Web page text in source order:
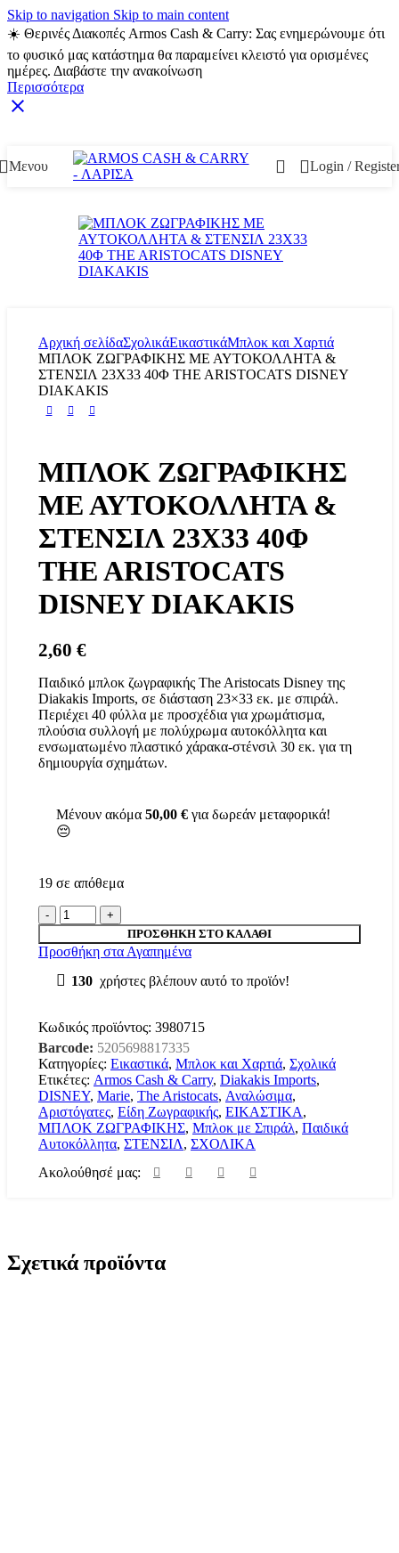
Skip to navigation Skip to main content
☀️ Θερινές Διακοπές Armos Cash & Carry: Σας ενημερώνουμε ότι
το φυσικό μας κατάστημα θα παραμείνει κλειστό για ορισμένες
ημέρες. Διαβάστε την ανακοίνωση
Περισσότερα
Μενου Login /
Αρχική σελίδαΣχολικάΕικαστικάΜπλοκ και Χαρτιά
ΜΠΛΟΚ ΖΩΓΡΑΦΙΚΗΣ ΜΕ ΑΥΤΟΚΟΛΛΗΤΑ &
ΣΤΕΝΣΙΛ 23X33 40Φ THE ARISTOCATS DISNEY
DIAKAKIS
ΜΠΛΟΚ ΖΩΓΡΑΦΙΚΗΣ
ΜΕ ΑΥΤΟΚΟΛΛΗΤΑ &
ΣΤΕΝΣΙΛ 23X33 40Φ
THE ARISTOCATS
DISNEY DIAKAKIS
2,60 €
Παιδικό μπλοκ ζωγραφικής The Aristocats Disney της
Diakakis Imports, σε διάσταση 23×33 εκ. με σπιράλ.
Περιέχει 40 φύλλα με προσχέδια για χρωμάτισμα,
πλούσια συλλογή με πολύχρωμα αυτοκόλλητα και
ενσωματωμένο πλαστικό χάρακα-στένσιλ 30 εκ. για τη
δημιουργία σχημάτων.
Μένουν ακόμα 50,00 € για δωρεάν μεταφορικά!
😔
19 σε απόθεμα
ΜΠΛΟΚ
ΖΩΓΡΑΦΙΚΗΣ
ΜΕ
ΑΥΤΟΚΟΛΛΗΤΑ
&
ΣΤΕΝΣΙΛ
40Φ
THE
ARISTOCATS
DISNEY
DIAKAKIS
ποσότητα
ΠΡΟΣΘΉΚΗ ΣΤΟ ΚΑΛΆΘΙ
Προσθήκη στα Αγαπημένα
130 χρήστες βλέπουν αυτό το προϊόν!
Κωδικός προϊόντος: 3980715
Barcode: 5205698817335
Κατηγορίες: Εικαστικά, Μπλοκ και Χαρτιά, Σχολικά
Ετικέτες: Armos Cash & Carry, Diakakis Imports,
DISNEY, Marie, The Aristocats, Αναλώσιμα,
Αριστόγατες, Είδη Ζωγραφικής, ΕΙΚΑΣΤΙΚΑ,
ΜΠΛΟΚ ΖΩΓΡΑΦΙΚΗΣ, Μπλοκ με Σπιράλ, Παιδικά
Αυτοκόλλητα, ΣΤΕΝΣΙΛ, ΣΧΟΛΙΚΑ
Ακολούθησέ μας:
Σχετικά προϊόντα